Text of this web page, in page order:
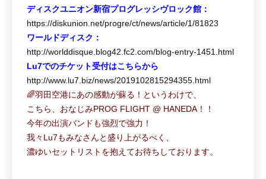
ディスクユニオン新宿プログレッシヴロック館：
https://diskunion.net/progre/ct/news/article/1/81823
ワールドディスク：
http://worlddisque.blog42.fc2.com/blog-entry-1451.html
Lu7でのチケット受付はこちらから
http://www.lu7.biz/news/2019102815294355.html
🌈羽田空港にあの感動が蘇る！というわけで、
こちら、おなじみPROG FLIGHT @ HANEDA！！
今年の出演バンドも強烈で強力！
我々Lu7もみなさんと盛り上がるべく、
濃ゆいセットリストを抱えてお待ちしております。